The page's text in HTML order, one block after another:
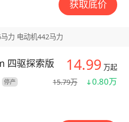
获取底价
力 电动机442马力
14.99 万起
15.79万
0.80万
四驱探索版
停产